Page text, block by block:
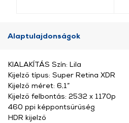
Alaptulajdonságok
KIALAKÍTÁS Szín: Lila
Kijelző típus: Super Retina XDR
Kijelző méret: 6,1”
Kijelző felbontás: 2532 x 1170p
460 ppi képpontsűrűség
HDR kijelző